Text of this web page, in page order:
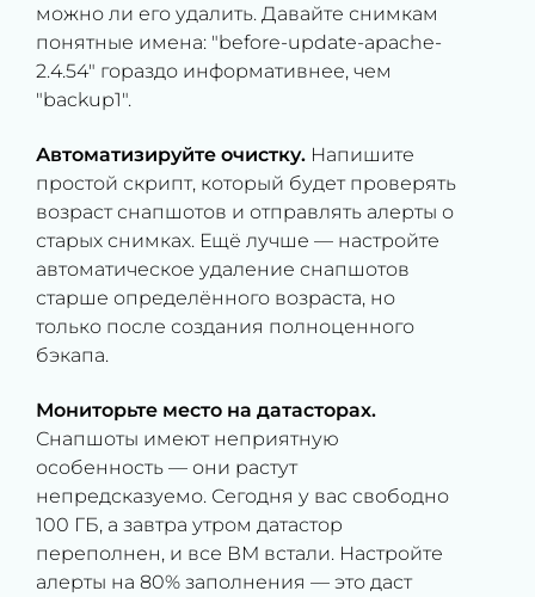
можно ли его удалить. Давайте снимкам
понятные имена: "before-update-apache-
2.4.54" гораздо информативнее, чем
"backup1".
Автоматизируйте очистку. Напишите
простой скрипт, который будет проверять
возраст снапшотов и отправлять алерты о
старых снимках. Ещё лучше — настройте
автоматическое удаление снапшотов
старше определённого возраста, но
только после создания полноценного
бэкапа.
Мониторьте место на датасторах.
Снапшоты имеют неприятную
особенность — они растут
непредсказуемо. Сегодня у вас свободно
100 ГБ, а завтра утром датастор
переполнен, и все ВМ встали. Настройте
алерты на 80% заполнения — это даст